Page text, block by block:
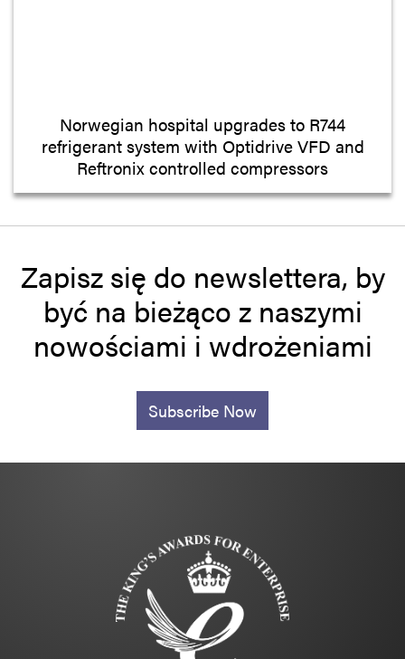
Norwegian hospital upgrades to R744
refrigerant system with Optidrive VFD and
Reftronix controlled compressors
Zapisz się do newslettera, by
być na bieżąco z naszymi
nowościami i wdrożeniami
Subscribe Now